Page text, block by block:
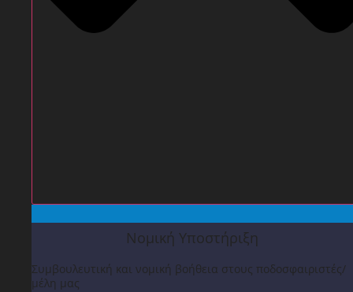
Νομική Υποστήριξη
Συμβουλευτική και νομική βοήθεια στους ποδοσφαιριστές/
μέλη μας